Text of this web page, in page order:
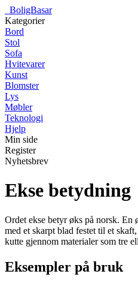
BoligBasar
Kategorier
Bord
Stol
Sofa
Hvitevarer
Kunst
Blomster
Lys
Møbler
Teknologi
Hjelp
Min side
Register
Nyhetsbrev
Ekse betydning
Ordet ekse betyr øks på norsk. En
med et skarpt blad festet til et
kutte gjennom materialer som tre
Eksempler på bruk